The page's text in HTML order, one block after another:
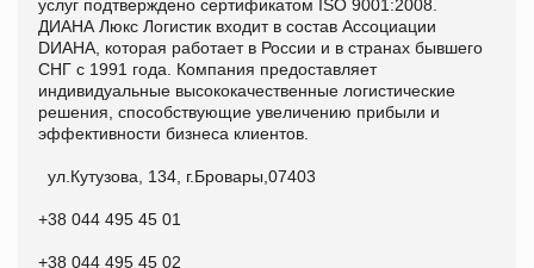
услуг подтверждено сертификатом ISO 9001:2008.
ДИАНА Люкс Логистик входит в состав Ассоциации
DИАНА, которая работает в России и в странах бывшего
СНГ с 1991 года. Компания предоставляет
индивидуальные высококачественные логистические
решения, способствующие увеличению прибыли и
эффективности бизнеса клиентов.
ул.Кутузова, 134, г.Бровары,07403
+38 044 495 45 01
+38 044 495 45 02